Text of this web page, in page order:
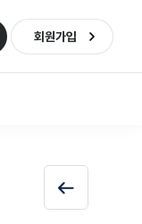
회원가입